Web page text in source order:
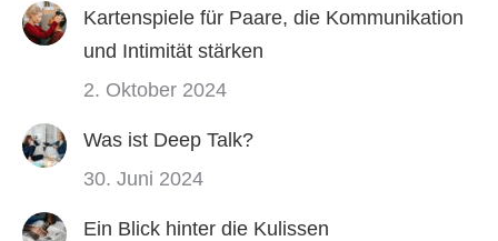
Kartenspiele für Paare, die Kommunikation
und Intimität stärken
2. Oktober 2024
Was ist Deep Talk?
30. Juni 2024
Ein Blick hinter die Kulissen